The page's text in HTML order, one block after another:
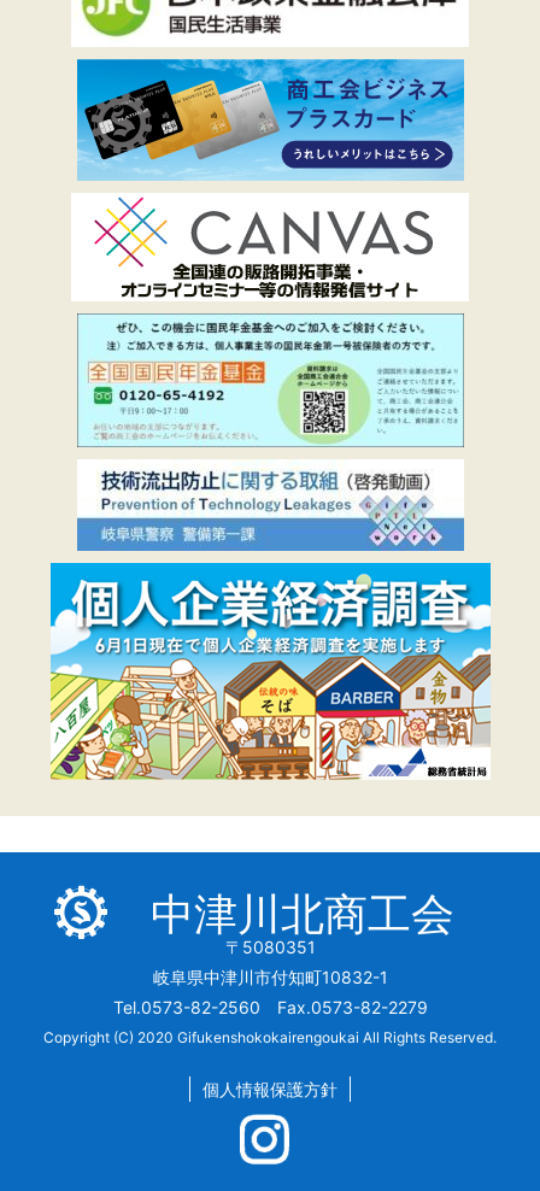
中津川北商工会
〒5080351
岐阜県中津川市付知町10832-1
Tel.0573-82-2560 Fax.0573-82-2279
Copyright (C) 2020 Gifukenshokokairengoukai All Rights Reserved.
個人情報保護方針